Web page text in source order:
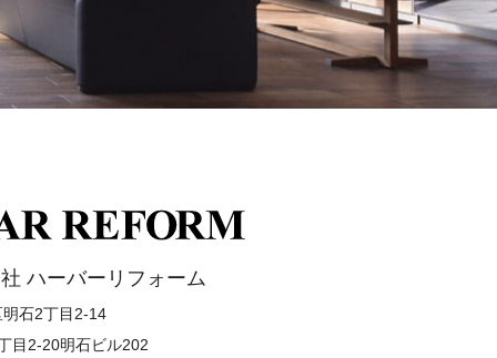
ハーバーリフォーム
石2丁目2-14
目2-20明石ビル202